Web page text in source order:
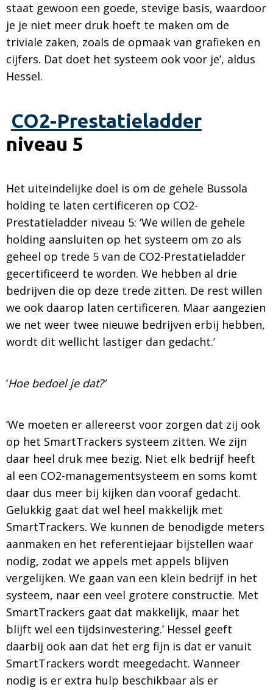
staat gewoon een goede, stevige basis, waardoor
je je niet meer druk hoeft te maken om de
triviale zaken, zoals de opmaak van grafieken en
cijfers. Dat doet het systeem ook voor je’, aldus
Hessel.
CO2-Prestatieladder
niveau 5
Het uiteindelijke doel is om de gehele Bussola
holding te laten certificeren op CO2-
Prestatieladder niveau 5: ‘We willen de gehele
holding aansluiten op het systeem om zo als
geheel op trede 5 van de CO2-Prestatieladder
gecertificeerd te worden. We hebben al drie
bedrijven die op deze trede zitten. De rest willen
we ook daarop laten certificeren. Maar aangezien
we net weer twee nieuwe bedrijven erbij hebben,
wordt dit wellicht lastiger dan gedacht.’
‘Hoe bedoel je dat?’
‘We moeten er allereerst voor zorgen dat zij ook
op het SmartTrackers systeem zitten. We zijn
daar heel druk mee bezig. Niet elk bedrijf heeft
al een CO2-managementsysteem en soms komt
daar dus meer bij kijken dan vooraf gedacht.
Gelukkig gaat dat wel heel makkelijk met
SmartTrackers. We kunnen de benodigde meters
aanmaken en het referentiejaar bijstellen waar
nodig, zodat we appels met appels blijven
vergelijken. We gaan van een klein bedrijf in het
systeem, naar een veel grotere constructie. Met
SmartTrackers gaat dat makkelijk, maar het
blijft wel een tijdsinvestering.’ Hessel geeft
daarbij ook aan dat het erg fijn is dat er vanuit
SmartTrackers wordt meegedacht. Wanneer
nodig is er extra hulp beschikbaar als er